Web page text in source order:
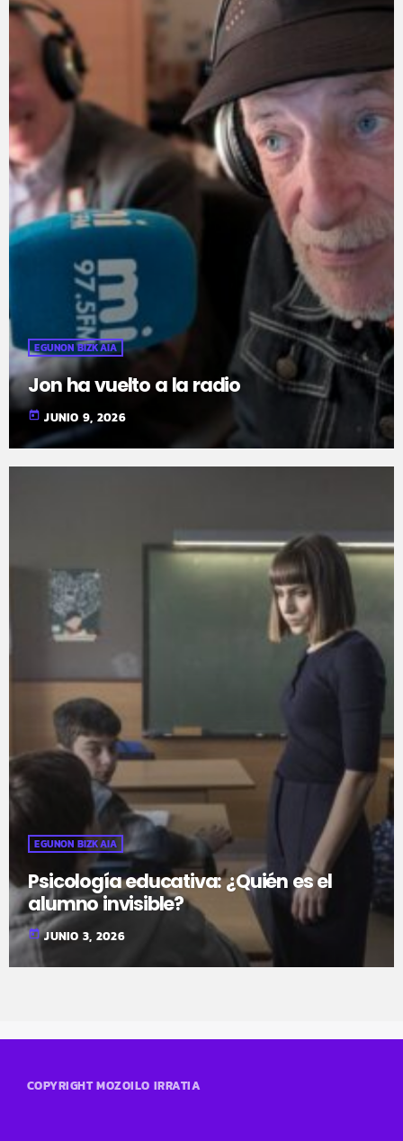
EGUNON BIZKAIA
Jon ha vuelto a la radio
today JUNIO 9, 2026
EGUNON BIZKAIA
Psicología educativa: ¿Quién es el
alumno invisible?
today JUNIO 3, 2026
COPYRIGHT MOZOILO IRRATIA